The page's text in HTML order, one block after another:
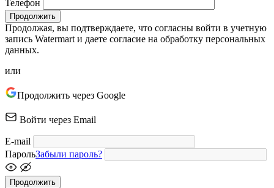
Телефон
Продолжить
Продолжая, вы подтверждаете, что согласны войти в учетную
запись Watermart и даете согласие на обработку персональных
данных.
или
Продолжить через Google
Войти через Email
E-mail
ПарольЗабыли пароль?
Продолжить